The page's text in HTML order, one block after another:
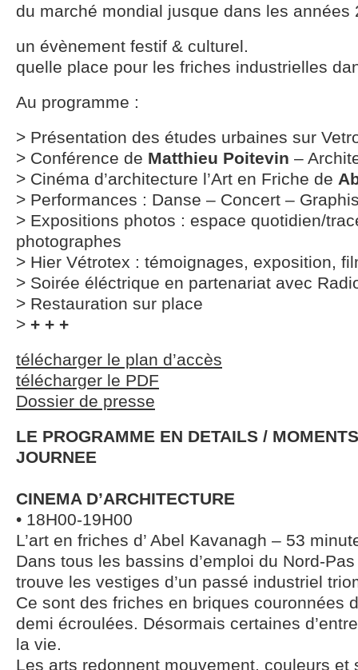
du marché mondial jusque dans les années
un évènement festif & culturel.
quelle place pour les friches industrielles
Au programme :
> Présentation des études urbaines sur
> Conférence de Matthieu Poitevin –
> Cinéma d’architecture l’Art en Friche de
> Performances : Danse – Concert –
> Expositions photos : espace quotidien/
photographes
> Hier Vétrotex : témoignages, exposition,
> Soirée éléctrique en partenariat avec
> Restauration sur place
> + + +
télécharger le plan d’accès
télécharger le PDF
Dossier de presse
LE PROGRAMME EN DETAILS /
JOURNEE
CINEMA D’ARCHITECTURE
• 18H00-19H00
L’art en friches d’ Abel Kavanagh – 53
Dans tous les bassins d’emploi du Nord-
trouve les vestiges d’un passé industriel
Ce sont des friches en briques couronnées
demi écroulées. Désormais certaines
la vie.
Les arts redonnent mouvement, couleurs et